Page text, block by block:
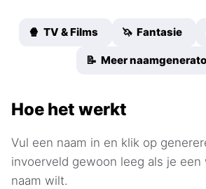
🍿 TV & Films 🦄 Fantasie
📝 Meer
Hoe het werkt
Vul een naam in en klik op
invoerveld gewoon leeg als je een
naam wilt.